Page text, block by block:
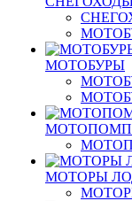
МОТОБУРЫ
МОТОРЫ